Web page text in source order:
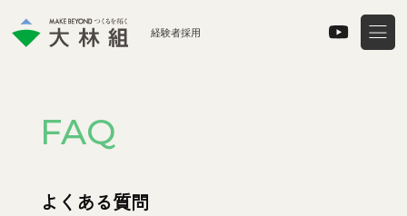
経験者採用
FAQ
よくある質問